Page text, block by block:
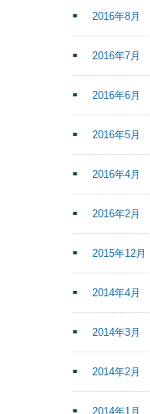
2016年8月
2016年7月
2016年6月
2016年5月
2016年4月
2016年2月
2015年12月
2014年4月
2014年3月
2014年2月
2014年1月